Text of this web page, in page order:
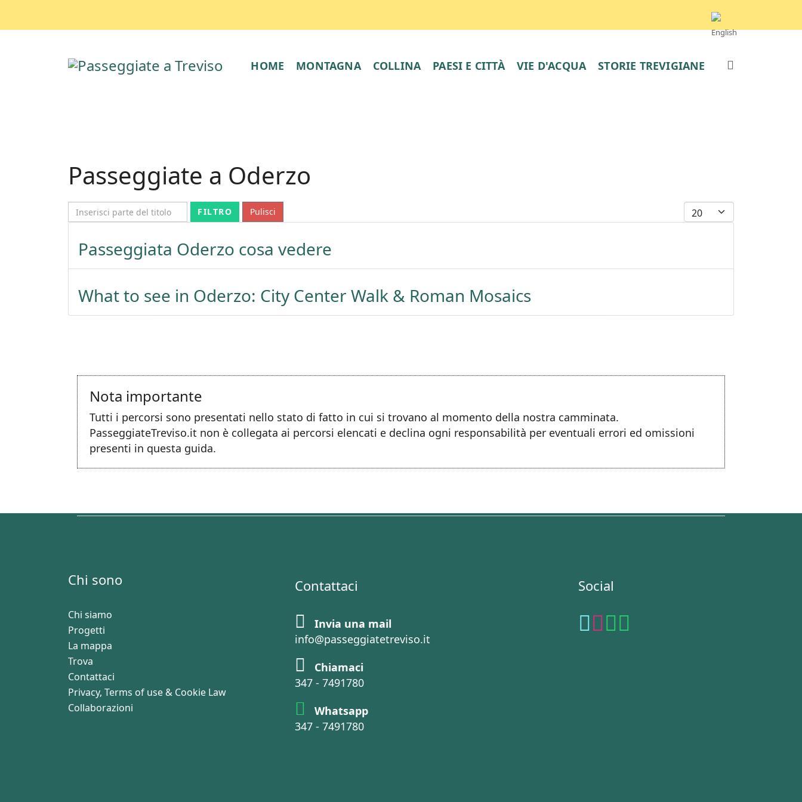
HOME MONTAGNA COLLINA PAESI E CITTÀ VIE D'ACQUA STORIE TREVIGIANE
Passeggiate a Oderzo
Inserisci parte del titoloFILTRO Pulisci Visualizza #
Passeggiata Oderzo cosa vedere
What to see in Oderzo: City Center Walk & Roman Mosaics
Nota importante
Tutti i percorsi sono presentati nello stato di fatto in cui si trovano al momento della nostra camminata.
PasseggiateTreviso.it non è collegata ai percorsi elencati e declina ogni responsabilità per eventuali errori ed omissioni
presenti in questa guida.
Chi sono
Chi siamo
Progetti
La mappa
Trova
Contattaci
Privacy, Terms of use & Cookie Law
Collaborazioni
Contattaci
Invia una mail
info@passeggiatetreviso.it
Chiamaci
347 - 7491780
Whatsapp
347 - 7491780
Social